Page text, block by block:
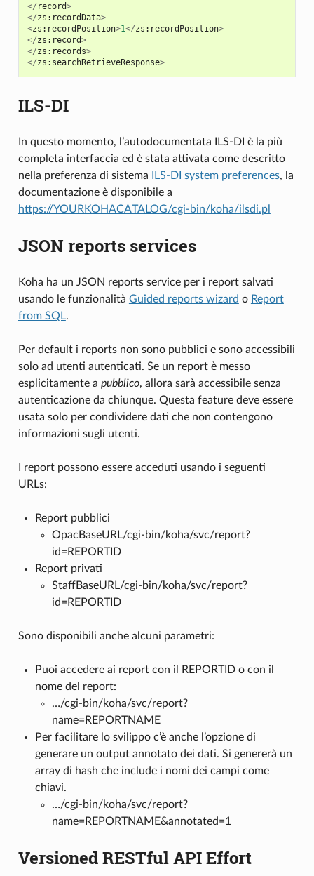
</ record>
</zs : recordData>
<zs : recordPosition>1</zs : recordPosition>
</zs : record>
</zs : records>
</zs : searchRetrieveResponse>
ILS-DI
In questo momento, l’autodocumentata ILS-DI è la più
completa interfaccia ed è stata attivata come descritto
nella preferenza di sistema
ILS-DI system preferences, la
documentazione è disponibile a
https://YOURKOHACATALOG/cgi-bin/koha/ilsdi.pl
JSON reports services
Koha ha un JSON reports service per i report salvati
usando le funzionalità Guided reports wizard o Report
from SQL.
Per default i reports non sono pubblici e sono accessibili
solo ad utenti autenticati. Se un report è messo
esplicitamente a pubblico, allora sarà accessibile senza
autenticazione da chiunque. Questa feature deve essere
usata solo per condividere dati che non contengono
informazioni sugli utenti.
I report possono essere acceduti usando i seguenti
URLs:
Report pubblici
OpacBaseURL/cgi-bin/koha/svc/report?
id=REPORTID
Report privati
StaffBaseURL/cgi-bin/koha/svc/report?
id=REPORTID
Sono disponibili anche alcuni parametri:
Puoi accedere ai report con il REPORTID o con il
nome del report:
…/cgi-bin/koha/svc/report?
name=REPORTNAME
Per facilitare lo svilippo c’è anche l’opzione di
generare un output annotato dei dati. Si genererà un
array di hash che include i nomi dei campi come
chiavi.
…/cgi-bin/koha/svc/report?
name=REPORTNAME&annotated=1
Versioned RESTful API Effort